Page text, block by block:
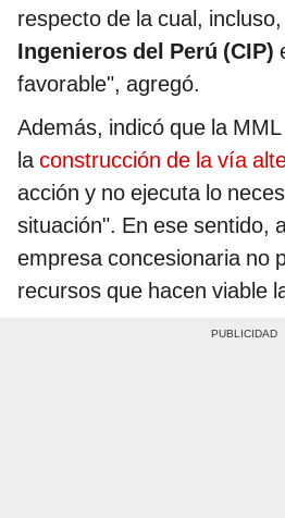
respecto de la cual,
Ingenieros del Perú (CIP)
favorable", agregó.
Además, indicó que la
la construcción de la vía
acción y no ejecuta lo
situación". En ese sentido,
empresa concesionaria no
recursos que hacen viable